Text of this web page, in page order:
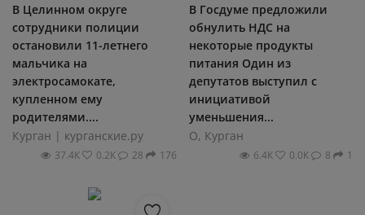
В Целинном округе
сотрудники полиции
остановили 11-летнего
мальчика на
электросамокате,
купленном ему
родителями....
Курган | курганские.ру
37.4К 0.2К 28 176
В Госдуме предложили
обнулить НДС на
некоторые продукты
питания Один из
депутатов выступил с
инициативой
уменьшения...
О, Курган
6.4К 0.0К 8 1